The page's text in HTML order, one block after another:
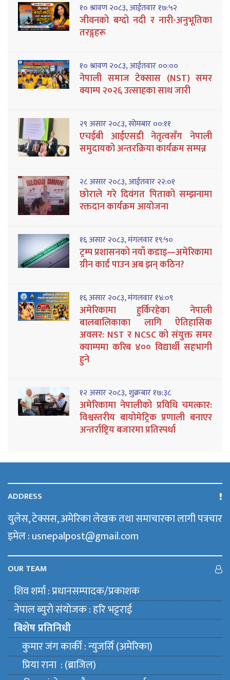
१० श्रावण २०८३, आईतवार १७:५२
जीवनको बग्दो नदी र नारी-अनुभूतिका
तरङ्गहरू
१० श्रावण २०८३, आईतवार ००:००
नेपाली समाज टेक्सास (NST) समर
क्याम्प २०२६ उत्साहका साथ जारी
२९ असार २०८३, सोमबार ००:११
एचईबी आईएसडी नेतृत्वसँग नेपाली
समुदायको अन्तरक्रिया कार्यक्रम सम्पन्न
२८ असार २०८३, आईतवार २२:०१
छोराले गरे दिवंगत पिताको सम्झनामा
रक्तदान कार्यक्रम आयोजना
१६ असार २०८३, मंगलवार १९:५०
ट्रम्प प्रशासनको नयाँ कडाइ—अमेरिकामा
ग्रीन कार्ड पाउन अब झन् कठिन?
१६ असार २०८३, मंगलवार १४:०९
अमेरिकामा हुर्किरहेका नेपाली
बालबालिकाका लागि ऐतिहासिक
अवसर: NST र NCSC को संयुक्त समर
क्याम्पमा करिब ४०० विद्यार्थी सहभागी
हुने
१२ असार २०८३, शुक्रबार १७:३८
अमेरिकामा नेपालीको प्रविधि चमत्कार:
विश्वस्तरीय बायोमेट्रिक प्रणाली बनाएर
अन्तर्राष्ट्रिय बजारमा प्रतिस्पर्धा
ADDRESS
युलेस, टेक्सस, अमेरिका लेखक तथा समाचारका लागी पत्रचार
इमेल : usnepalpost@gmail.com
OUR TEAM
शिव शर्मा : प्रधानसम्पादक/प्रकाशक
नेपाल ब्युराे संयाेजक : हरि भट्टराई
बिशेष प्रतिनिधी
कुमार जंग कार्की : न्युजर्सि (अमेरिका)
प्रिया राना : (ब्राजिल)